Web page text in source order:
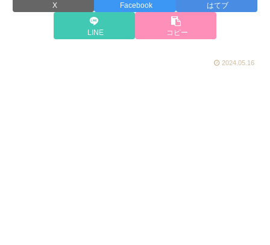
X Facebook はてブ
LINE コピー
2024.05.16